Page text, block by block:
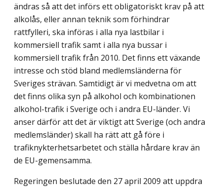
ändras så att det införs ett obligatoriskt krav på att
alkolås, eller annan teknik som förhindrar
rattfylleri, ska införas i alla nya lastbilar i
kommersiell trafik samt i alla nya bussar i
kommersiell trafik från 2010. Det finns ett växande
intresse och stöd bland medlemsländerna för
Sveriges strävan. Samtidigt är vi medvetna om att
det finns olika syn på alkohol och kombinationen
alkohol-trafik i Sverige och i andra EU-länder. Vi
anser därför att det är viktigt att Sverige (och andra
medlemsländer) skall ha rätt att gå före i
trafiknykterhetsarbetet och ställa hårdare krav än
de EU-gemensamma.
Regeringen beslutade den 27 april 2009 att uppdra